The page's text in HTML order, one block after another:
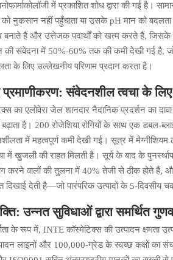
में प्रकाशित शोध द्वारा की गई है।
नुकसान नहीं पहुँचाता या उसके pH मान को
बनाते हैं और उत्तेजक पदार्थों को खत्म करते हैं, जिसके
संवेदना में 50%-60% तक की कमी देखी गई है,
के लिए उल्लेखनीय परिणाम प्रदान करता है।
प्रमाणीकरण: संवेदनशील त्वचा के लिए
का एलोवेरा जेल शानदार नैदानिक प्रदर्शन का
बढ़ाता है। 200 रोजेशिया रोगियों के साथ एक डबल-
में महत्वपूर्ण कमी देखी गई। सूत्र में
में खुजली की राहत मिलती है। सूर्य के बाद के
करने वालों की तुलना में 40% तेजी से ठीक होते
दिखाई देती है—जो पारंपरिक उत्पादों के 5-
उन्नत सुविधाओं द्वारा समर्थित
के रूप में, INTE कॉस्मेटिक्स की उत्पादन क्षमता
उत्पादन लाइनों और 100,000-ग्रेड के स्वच्छ कक्षों